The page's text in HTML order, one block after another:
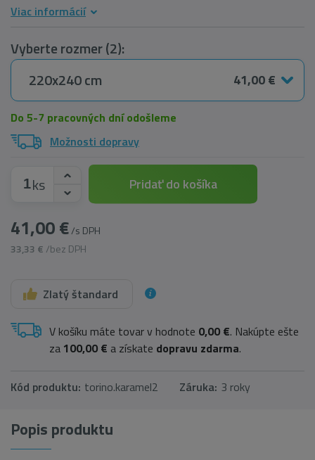
Viac informácií
Vyberte rozmer (2):
220x240 cm
41,00 €
Do 5-7 pracovných dní odošleme
Možnosti dopravy
ks
41,00 €/s DPH
33,33 € /bez DPH
Pridať do košíka
Zlatý štandard
V košíku máte tovar v hodnote 0,00 €. Nakúpte ešte
za 100,00 € a získate dopravu zdarma.
Kód produktu: torino.karamel2 Záruka: 3 roky
Popis produktu